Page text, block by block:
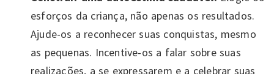
esforços da criança, não apenas os resultados.
Ajude-os a reconhecer suas conquistas, mesmo
as pequenas. Incentive-os a falar sobre suas
realizações, a se expressarem e a celebrar suas